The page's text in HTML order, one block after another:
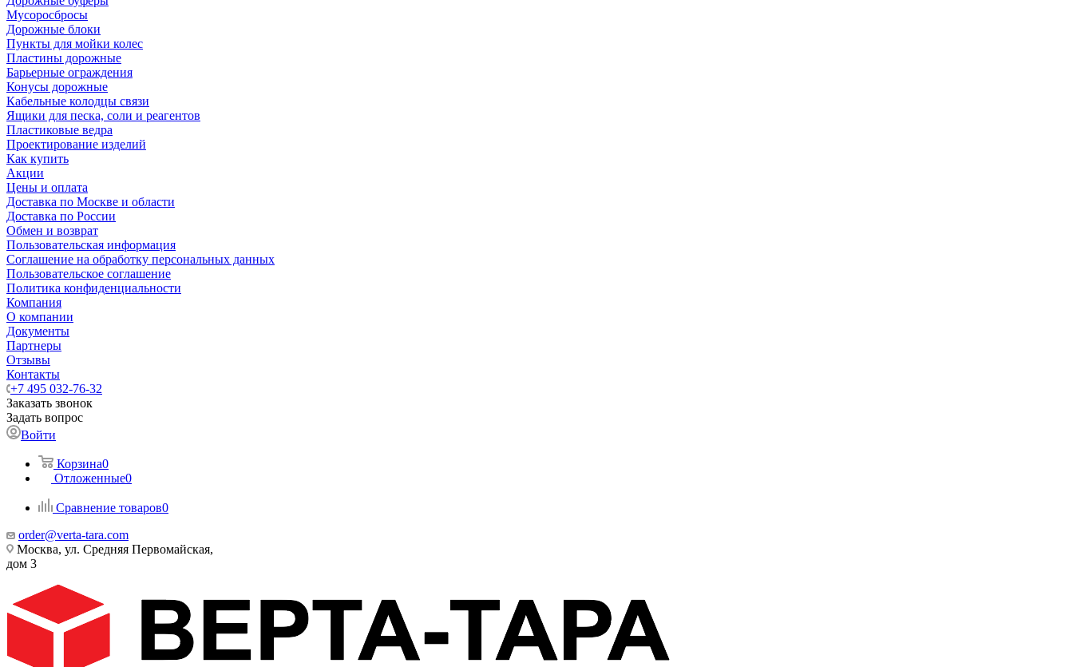
Мусоросбросы
Дорожные блоки
Пункты для мойки колес
Пластины дорожные
Барьерные ограждения
Конусы дорожные
Кабельные колодцы связи
Ящики для песка, соли и реагентов
Пластиковые ведра
Проектирование изделий
Как купить
Акции
Цены и оплата
Доставка по Москве и области
Доставка по России
Обмен и возврат
Пользовательская информация
Соглашение на обработку персональных данных
Пользовательское соглашение
Политика конфиденциальности
Компания
О компании
Документы
Партнеры
Отзывы
Контакты
+7 495 032-76-32
Заказать звонок
Задать вопрос
Войти
Корзина0
Отложенные0
Сравнение товаров0
order@verta-tara.com
Москва, ул. Средняя Первомайская,
дом 3